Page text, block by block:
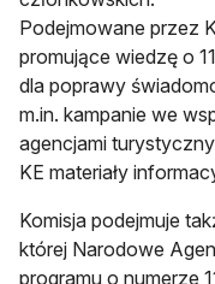
Podejmowane przez
promujące wiedzę o
dla poprawy
m.in. kampanie we
agencjami
KE materiały
Komisja podejmuje
której Narodowe
programu o numerze